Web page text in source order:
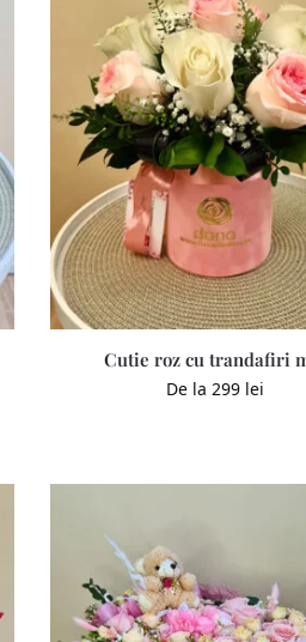
Cutie roz cu trandafiri
De la 299 lei